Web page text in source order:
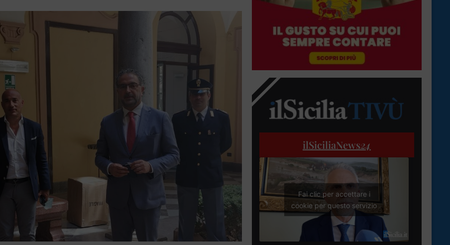
ilSiciliaNews24
Fai clic per accettare i
cookie per questo servizio